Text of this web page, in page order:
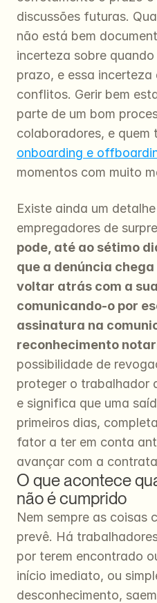
discussões futuras.
não está bem
incerteza sobre
prazo, e essa
conflitos. Gerir bem
parte de um bom
onboarding e
momentos com muito
Existe ainda um
empregadores de
pode, até ao sétimo
que a denúncia
voltar atrás com a
comunicando-o por
assinatura na
reconhecimento
possibilidade de
proteger o trabalhador
e significa que uma
primeiros dias,
fator a ter em conta
avançar com a
O que acontece
não é cumprido
Nem sempre as coisas
prevê. Há
por terem encontrado
início imediato, ou
desconhecimento,